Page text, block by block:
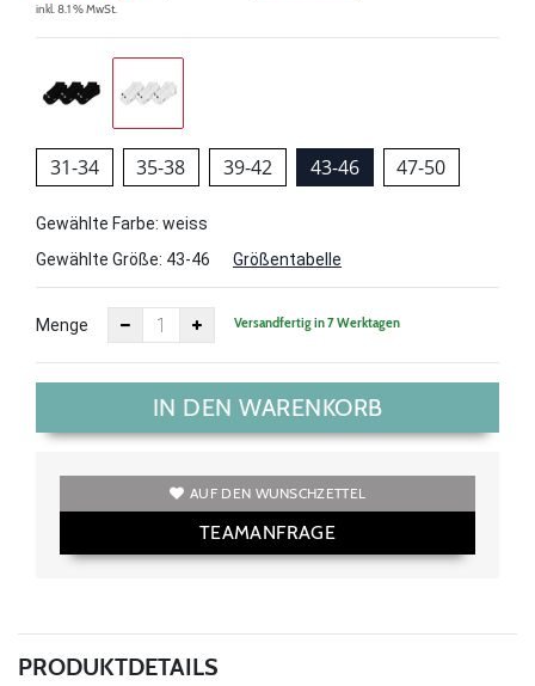
inkl. 8.1 % MwSt.
31-34 35-38 39-42 43-46 47-50
Gewählte Farbe: weiss
Gewählte Größe: 43-46 Größentabelle
Menge Versandfertig in 7 Werktagen
IN DEN WARENKORB
AUF DEN WUNSCHZETTEL
TEAMANFRAGE
PRODUKTDETAILS